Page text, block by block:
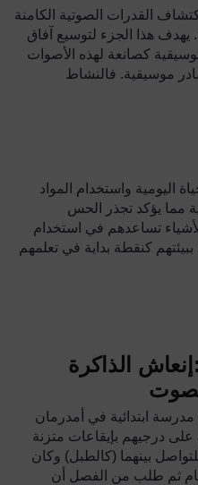
القدرات الصوتية الكامنة
يهدف هذا الجزء لتوسيع آفاق
كصانعة لهذه الأصوات
موسيقية. فالنشاط
اليومية واستخدام المواد
مما يؤكد تجذر الحس
تساعدهم في استخدام
كنقطة بداية في تعلمهم
: إنعاش الذاكرة
ابتدائية في أمدرمان
درجيهم بإيقاعات متزنة
بينهما (كالطبل) وكان
ثم طلب من الفصل أن